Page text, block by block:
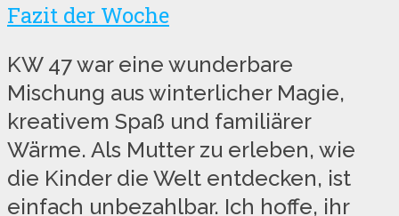
Fazit der Woche
KW 47 war eine wunderbare
Mischung aus winterlicher Magie,
kreativem Spaß und familiärer
Wärme. Als Mutter zu erleben, wie
die Kinder die Welt entdecken, ist
einfach unbezahlbar. Ich hoffe, ihr